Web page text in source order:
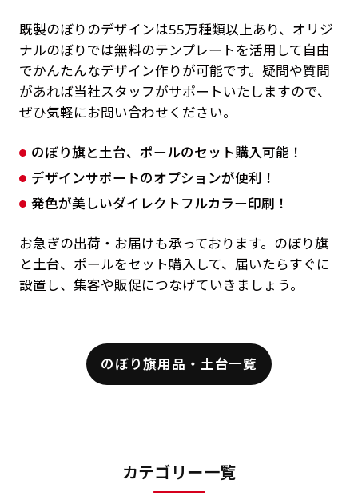
既製のぼりのデザインは55万種類以上あり、オリジ
ナルのぼりでは無料のテンプレートを活用して自由
でかんたんなデザイン作りが可能です。疑問や質問
があれば当社スタッフがサポートいたしますので、
ぜひ気軽にお問い合わせください。
のぼり旗と土台、ポールのセット購入可能！
デザインサポートのオプションが便利！
発色が美しいダイレクトフルカラー印刷！
お急ぎの出荷・お届けも承っております。のぼり旗
と土台、ポールをセット購入して、届いたらすぐに
設置し、集客や販促につなげていきましょう。
のぼり旗用品・土台一覧
カテゴリー一覧